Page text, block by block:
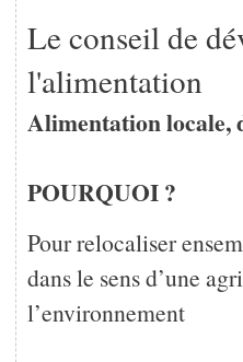
Le conseil de
l'alimentation
Alimentation locale,
POURQUOI ?
Pour relocaliser
dans le sens d’une
l’environnement